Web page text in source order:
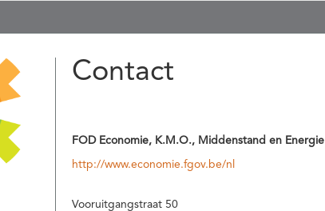
Contact
FOD Economie, K.M.O., Middenstand en Energie
http://www.economie.fgov.be/nl
Vooruitgangstraat 50